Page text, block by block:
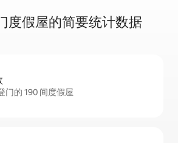
度假屋的简要统计数据
门的 190 间度假屋